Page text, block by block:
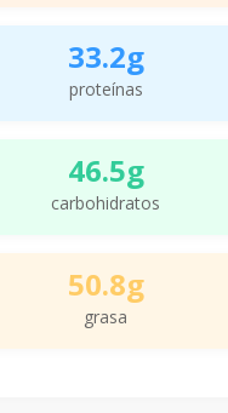
33.2g
proteínas
46.5g
carbohidratos
50.8g
grasa